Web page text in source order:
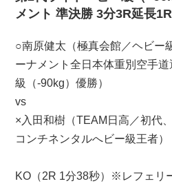
メント 準決勝 3分3R延長1R
○南原健太（極真会館／ヘビー
ーナメント全日本体重別空手
級（-90kg）優勝）
vs
×入田和樹（TEAM日高／初代
コンチネンタルへビー級王者）
KO（2R 1分38秒）※レフェリ